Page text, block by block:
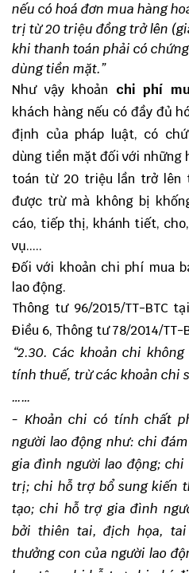
nếu có hoá đơn mua hàng
trị từ 20 triệu đồng trở lên
khi thanh toán phải có
dùng tiền mặt.”
Như vậy khoản chi phí
khách hàng nếu có đầy đủ
định của pháp luật, có
dùng tiền mặt đối với những
toán từ 20 triệu lần trở
được trừ mà không bị
cáo, tiếp thị, khánh tiết,
vụ.....
Đối với khoản chi phí mua
lao động.
Thông tư 96/2015/TT-BTC
Điều 6, Thông tư 78/2014/TT-
“2.30. Các khoản chi
tính thuế, trừ các khoản chi
……
- Khoản chi có tính chất
người lao động như: chi
gia đình người lao động;
trị; chi hỗ trợ bổ sung kiến
tạo; chi hỗ trợ gia đình
bởi thiên tai, địch họa,
thưởng con của người lao